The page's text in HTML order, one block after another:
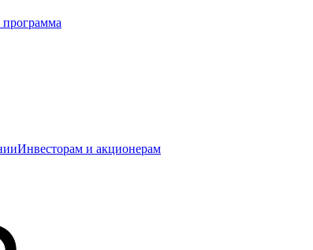
программа
Инвесторам и акционерам